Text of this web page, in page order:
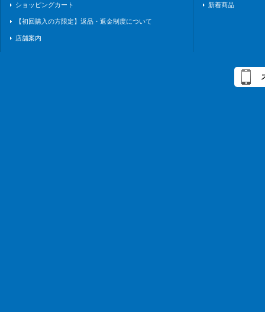
ショッピングカート
【初回購入の方限定】返品・返金制度について
店舗案内
新着商品